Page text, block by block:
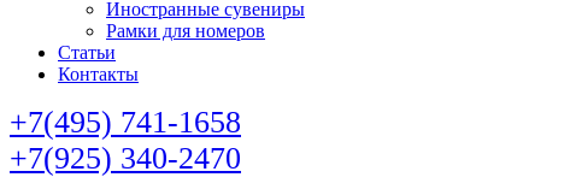
Иностранные сувениры
Рамки для номеров
Статьи
Контакты
+7(495) 741-1658
+7(925) 340-2470